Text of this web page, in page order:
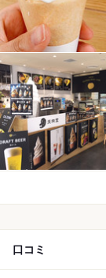
口コミ